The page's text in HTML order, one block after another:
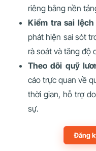
riêng bằng nền
Kiểm tra sai lệch
phát hiện sai sót
rà soát và tăng độ
Theo dõi quỹ
cáo trực quan về
thời gian, hỗ trợ
sự.
Đăng